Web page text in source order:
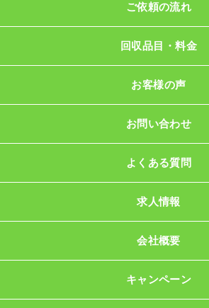
ご依頼の流れ
回収品目・料金
お客様の声
お問い合わせ
よくある質問
求人情報
会社概要
キャンペーン